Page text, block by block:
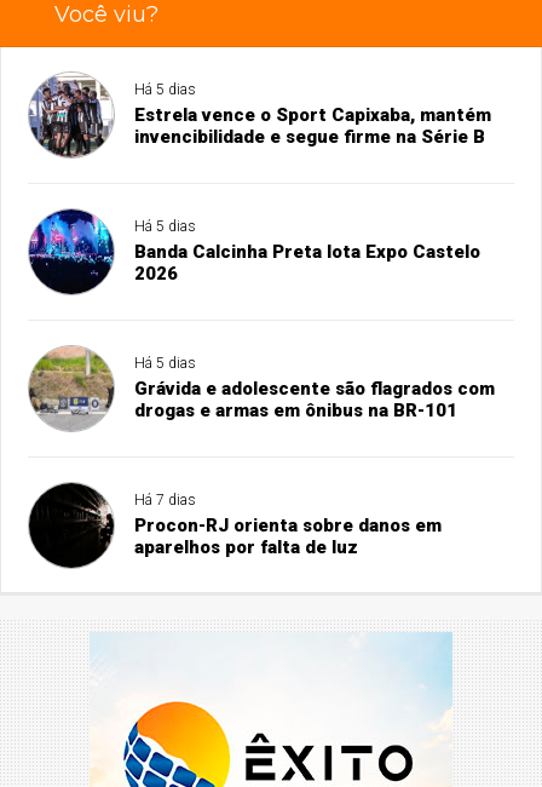
Você viu?
Há 5 dias
Estrela vence o Sport Capixaba, mantém
invencibilidade e segue firme na Série B
Há 5 dias
Banda Calcinha Preta lota Expo Castelo
2026
Há 5 dias
Grávida e adolescente são flagrados com
drogas e armas em ônibus na BR-101
Há 7 dias
Procon-RJ orienta sobre danos em
aparelhos por falta de luz